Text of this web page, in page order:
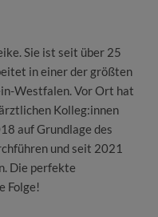
Sie ist seit über 25
in einer der größten
Westfalen. Vor Ort hat
Kolleg:innen
auf Grundlage des
und seit 2021
Die perfekte
Folge!